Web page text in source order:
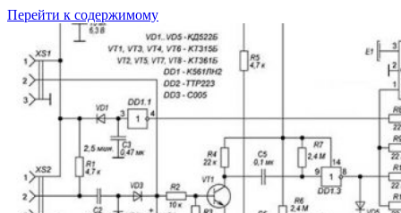
Перейти к содержимому